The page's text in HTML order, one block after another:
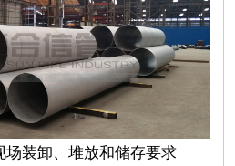
场装卸、堆放和储存要求